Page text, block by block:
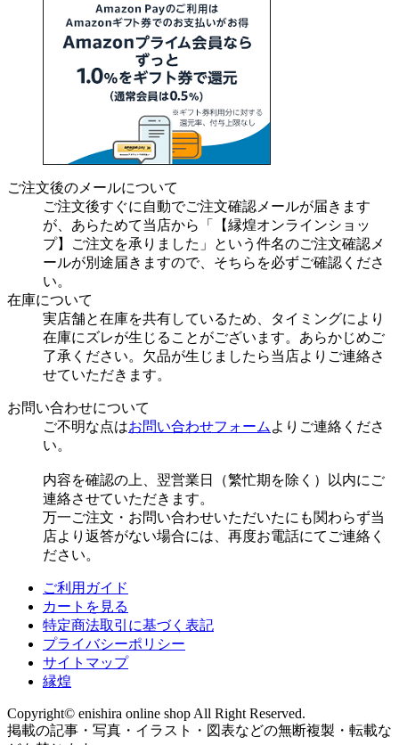
ご注文後のメールについて
ご注文後すぐに自動でご注文確認メールが届きます
が、あらためて当店から「【縁煌オンラインショッ
プ】ご注文を承りました」という件名のご注文確認メ
ールが別途届きますので、そちらを必ずご確認くださ
い。
在庫について
実店舗と在庫を共有しているため、タイミングにより
在庫にズレが生じることがございます。あらかじめご
了承ください。欠品が生じましたら当店よりご連絡さ
せていただきます。
お問い合わせについて
ご不明な点はお問い合わせフォーム よりご連絡くださ
い。
内容を確認の上、翌営業日（繁忙期を除く）以内にご
連絡させていただきます。
万一ご注文・お問い合わせいただいたにも関わらず当
店より返答がない場合には、再度お電話にてご連絡く
ださい。
ご利用ガイド
カートを見る
特定商法取引に基づく表記
プライバシーポリシー
サイトマップ
縁煌
Copyright© enishira online shop All Right Reserved.
掲載の記事・写真・イラスト・図表などの無断複製・転載な